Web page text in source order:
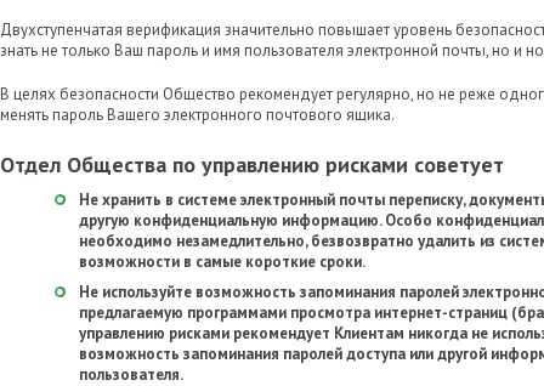
Двухступенчатая верификация значительно повышает уровень
знать не только Ваш пароль и имя пользователя электронной почты, но и
В целях безопасности Общество рекомендует регулярно, но не реже
менять пароль Вашего электронного почтового ящика.
Отдел Общества по управлению рисками советует
Не хранить в системе электронный почты переписку,
другую конфиденциальную информацию. Особо
необходимо незамедлительно, безвозвратно удалить из
возможности в самые короткие сроки.
Не используйте возможность запоминания паролей
предлагаемую программами просмотра интернет-страниц
управлению рисками рекомендует Клиентам никогда не
возможность запоминания паролей доступа или другой
пользователя.